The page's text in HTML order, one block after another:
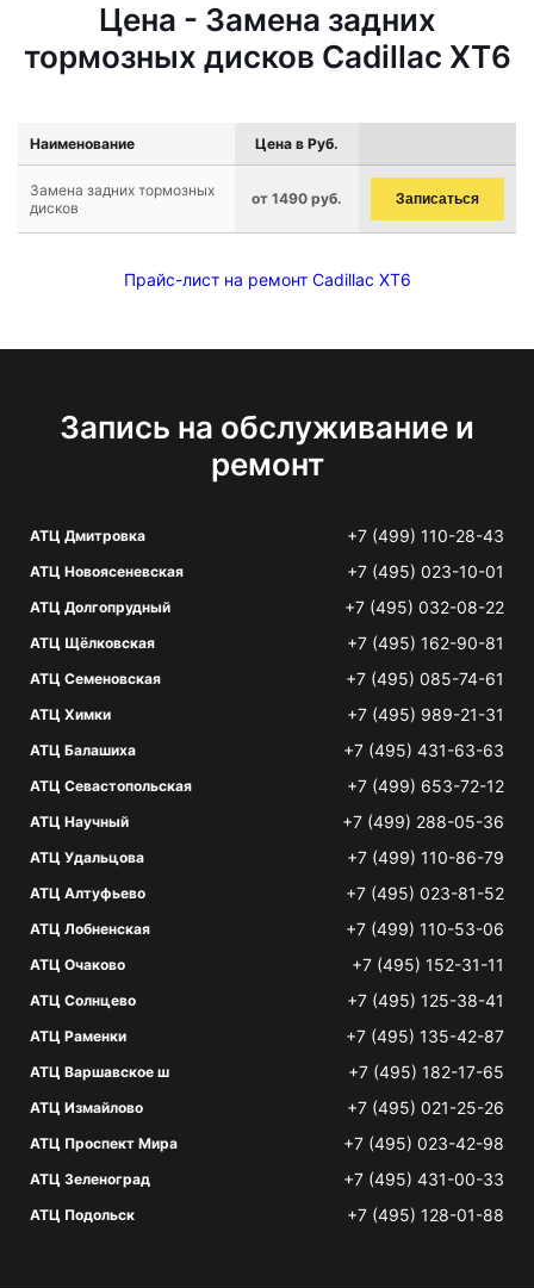
Цена - Замена задних
тормозных дисков Cadillac XT6
Наименование Цена в Руб.
Замена задних тормозных
дисков
от 1490 руб. Записаться
Прайс-лист на ремонт Cadillac XT6
Запись на обслуживание и
ремонт
АТЦ Дмитровка +7 (499) 110-28-43
АТЦ Новоясеневская +7 (495) 023-10-01
АТЦ Долгопрудный +7 (495) 032-08-22
АТЦ Щёлковская +7 (495) 162-90-81
АТЦ Семеновская +7 (495) 085-74-61
АТЦ Химки +7 (495) 989-21-31
АТЦ Балашиха +7 (495) 431-63-63
АТЦ Севастопольская +7 (499) 653-72-12
АТЦ Научный +7 (499) 288-05-36
АТЦ Удальцова +7 (499) 110-86-79
АТЦ Алтуфьево +7 (495) 023-81-52
АТЦ Лобненская +7 (499) 110-53-06
АТЦ Очаково +7 (495) 152-31-11
АТЦ Солнцево +7 (495) 125-38-41
АТЦ Раменки +7 (495) 135-42-87
АТЦ Варшавское ш +7 (495) 182-17-65
АТЦ Измайлово +7 (495) 021-25-26
АТЦ Проспект Мира +7 (495) 023-42-98
АТЦ Зеленоград +7 (495) 431-00-33
АТЦ Подольск +7 (495) 128-01-88